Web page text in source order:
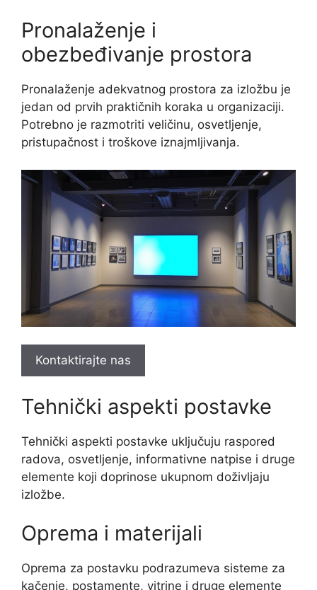
Pronalaženje i
obezbeđivanje prostora
Pronalaženje adekvatnog prostora za izložbu je
jedan od prvih praktičnih koraka u organizaciji.
Potrebno je razmotriti veličinu, osvetljenje,
pristupačnost i troškove iznajmljivanja.
Kontaktirajte nas
Tehnički aspekti postavke
Tehnički aspekti postavke uključuju raspored
radova, osvetljenje, informativne natpise i druge
elemente koji doprinose ukupnom doživljaju
izložbe.
Oprema i materijali
Oprema za postavku podrazumeva sisteme za
kačenje, postamente, vitrine i druge elemente